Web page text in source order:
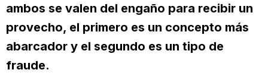
ambos se valen del engaño para recibir un
provecho, el primero es un concepto más
abarcador y el segundo es un tipo de
fraude.